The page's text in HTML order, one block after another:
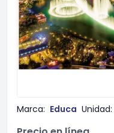
Marca: Educa Unidad: